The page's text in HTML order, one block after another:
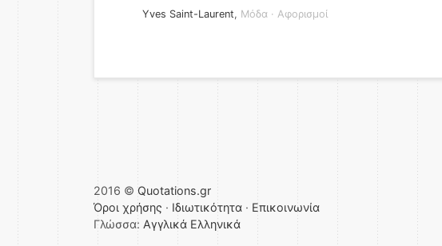
Yves Saint-Laurent, Μόδα · Αφορισμοί
2016 © Quotations.gr
Όροι χρήσης · Ιδιωτικότητα · Επικοινωνία
Γλώσσα: Αγγλικά Ελληνικά